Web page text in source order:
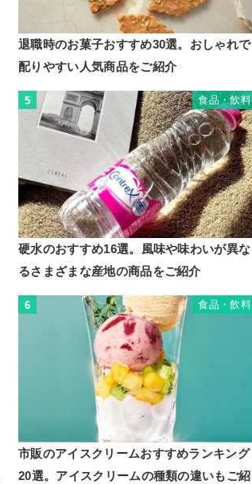
退職時のお菓子おすすめ30選。おしゃれで
配りやすい人気商品をご紹介
5 食品・飲料
硬水のおすすめ16選。風味や味わいが異な
るさまざまな産地の商品をご紹介
6 食品・飲料
市販のアイスクリームおすすめランキング
20選。アイスクリームの種類の違いもご紹